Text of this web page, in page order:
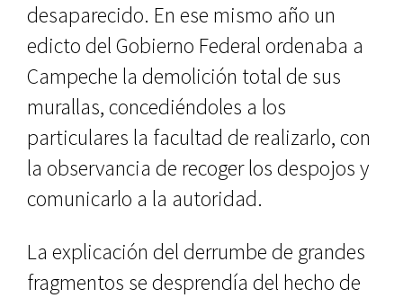
desaparecido. En ese mismo año un
edicto del Gobierno Federal orde­naba a
Campeche la demolición total de sus
murallas, concediéndoles a los
particulares la facultad de realizarlo, con
la observancia de recoger los des­pojos y
comunicarlo a la autoridad.
La explicación del derrumbe de grandes
fragmentos se desprendía del hecho de